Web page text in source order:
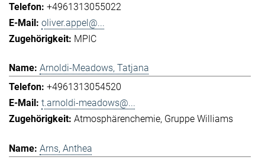
+4961313055022
oliver.appel@...
MPIC
Arnoldi-Meadows, Tatjana
+4961313054520
t.arnoldi-meadows@...
Atmosphärenchemie Gruppe Williams
Arns, Anthea